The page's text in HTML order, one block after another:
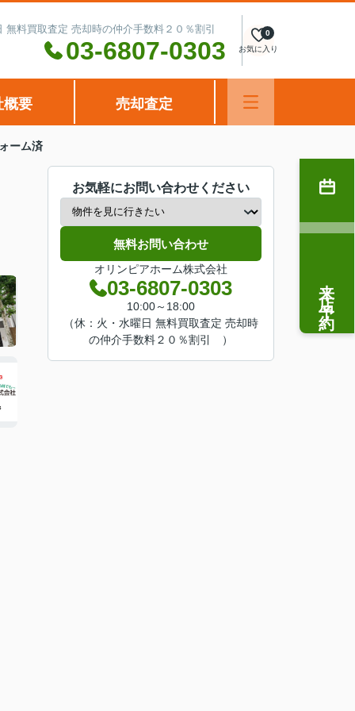
料買取査定 売却時の仲介手数料２０％割引
03-6807-0303 お気に入り
0
概要 売却査定
ーム済
お気軽にお問い合わせください
無料お問い合わせ
オリンピアホーム株式会社
03-6807-0303
10:00～18:00
（休：火・水曜日 無料買取査定 売却時
の仲介手数料２０％割引 ）
来店予約